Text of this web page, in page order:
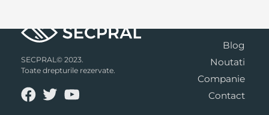
SECPRAL© 2023.
Toate drepturile rezervate.
Blog
Noutati
Companie
Contact